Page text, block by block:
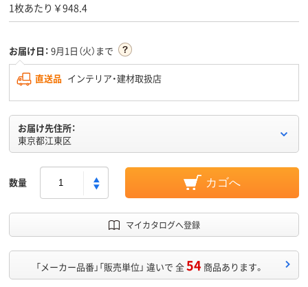
1枚あたり￥948.4
お届け日： 9月1日（火）まで
直送品 インテリア・建材取扱店
お届け先住所：
東京都江東区
数量 カゴへ
マイカタログへ登録
「メーカー品番」「販売単位」 違いで 全54 商品あります。